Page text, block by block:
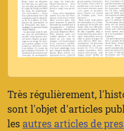
Très régulièrement,
sont l'objet d'articles
lesautres articles de